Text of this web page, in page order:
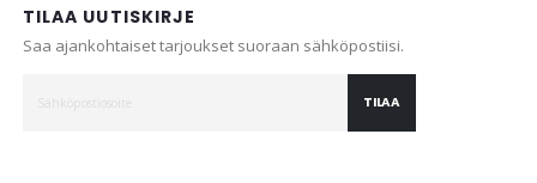
TILAA UUTISKIRJE
Saa ajankohtaiset tarjoukset suoraan sähköpostiisi.
TILAA